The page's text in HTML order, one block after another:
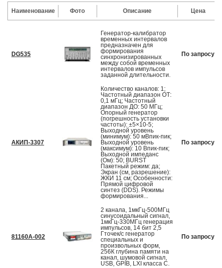
Наименование Фото Описание Цена
DG535
Генератор-калибратор
временных интервалов
предназначен для
формирования
синхронизированных
между собой временных
интервалов импульсов
заданной длительности.
По запросу
АКИП-3307
Количество каналов: 1;
Частотный диапазон ОТ:
0,1 мГц; Частотный
диапазон ДО: 50 МГц;
Опорный генератор
(погрешность установки
частоты): ±5×10-5;
Выходной уровень
(минимум): 50 мВпик-пик;
Выходной уровень
(максимум): 10 Впик-пик;
Выходной импеданс
(Ом): 50; BURST
Пакетный режим: да;
Экран (см, разрешение):
ЖКИ 11 см; Особенности:
Прямой цифровой
синтез (DDS). Режимы
формирования...
По запросу
81160A-002
2 канала, 1мкГц-500МГц
синусоидальный сигнал,
1мкГц-330МГц генерация
импульсов, 14 бит 2,5
Гточек/с генератор
специальных и
произвольных форм,
256К глубина памяти на
канал, шумовой сигнал,
USB, GPIB, LXI класса С.
По запросу